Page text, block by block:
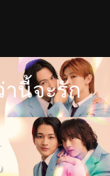
านี้จะรัก